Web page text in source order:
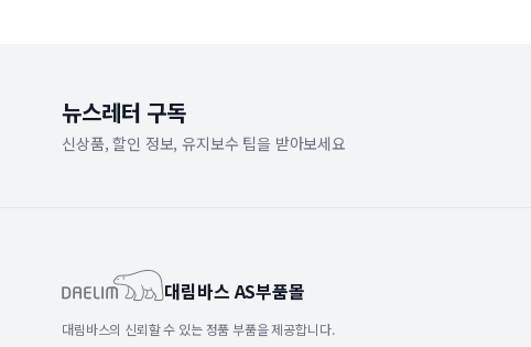
뉴스레터 구독
신상품, 할인 정보, 유지보수 팁을 받아보세요
대림바스 AS부품몰
대림바스의 신뢰할 수 있는 정품 부품을 제공합니다.